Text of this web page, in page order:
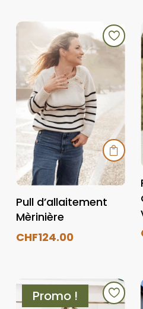

Pull d’allaitement
Mèrinière
CHF124.00
a
plusieurs
Promo !